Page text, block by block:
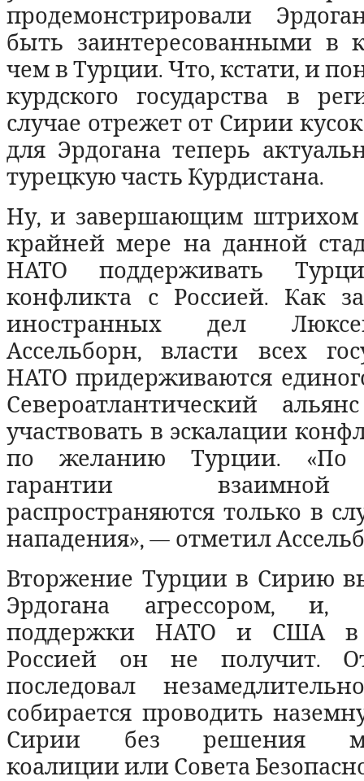
продемонстрировали
быть заинтересованными в
чем в Турции. Что, кстати, и
курдского государства в
случае отрежет от Сирии
для Эрдогана теперь
турецкую часть Курдистана.
Ну, и завершающим штрихом
крайней мере на данной
НАТО поддерживать
конфликта с Россией. Как
иностранных дел
Ассельборн, власти всех
НАТО придерживаются
Североатлантический
участвовать в эскалации
по желанию Турции. «По
гарантии
распространяются только в
нападения», — отметил
Вторжение Турции в Сирию
Эрдогана агрессором, и,
поддержки НАТО и США в
Россией он не получит.
последовал
собирается проводить
Сирии без решения
коалиции или Совета